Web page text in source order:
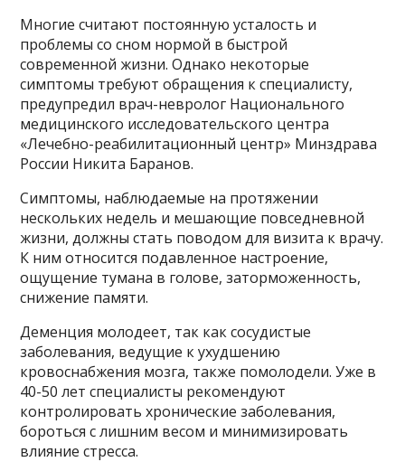
Многие считают постоянную усталость и
проблемы со сном нормой в быстрой
современной жизни. Однако некоторые
симптомы требуют обращения к специалисту,
предупредил врач-невролог Национального
медицинского исследовательского центра
«Лечебно-реабилитационный центр» Минздрава
России Никита Баранов.
Симптомы, наблюдаемые на протяжении
нескольких недель и мешающие повседневной
жизни, должны стать поводом для визита к врачу.
К ним относится подавленное настроение,
ощущение тумана в голове, заторможенность,
снижение памяти.
Деменция молодеет, так как сосудистые
заболевания, ведущие к ухудшению
кровоснабжения мозга, также помолодели. Уже в
40-50 лет специалисты рекомендуют
контролировать хронические заболевания,
бороться с лишним весом и минимизировать
влияние стресса.